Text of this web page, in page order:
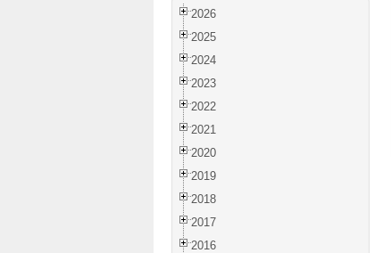
2026
2025
2024
2023
2022
2021
2020
2019
2018
2017
2016